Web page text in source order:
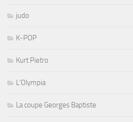
judo
K-POP
Kurt Pietro
L'Olympia
La coupe Georges Baptiste